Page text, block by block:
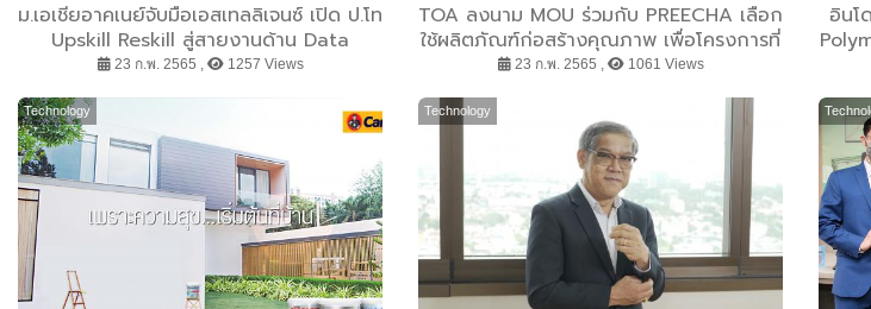
ม.เอเชียอาคเนย์จับมือเอสเทลลิเจนซ์ เปิด ป.โท
Upskill Reskill สู่สายงานด้าน Data
Analytics พร้อมรับ Certificate จาก
Google
23 ก.พ. 2565 , 1257 Views
TOA ลงนาม MOU ร่วมกับ PREECHA เลือก
ใช้ผลิตภัณฑ์ก่อสร้างคุณภาพ เพื่อโครงการที่
อยู่อาศัย
23 ก.พ. 2565 , 1061 Views
อินโ
ร่วม
ดื่ม
Technology Technology